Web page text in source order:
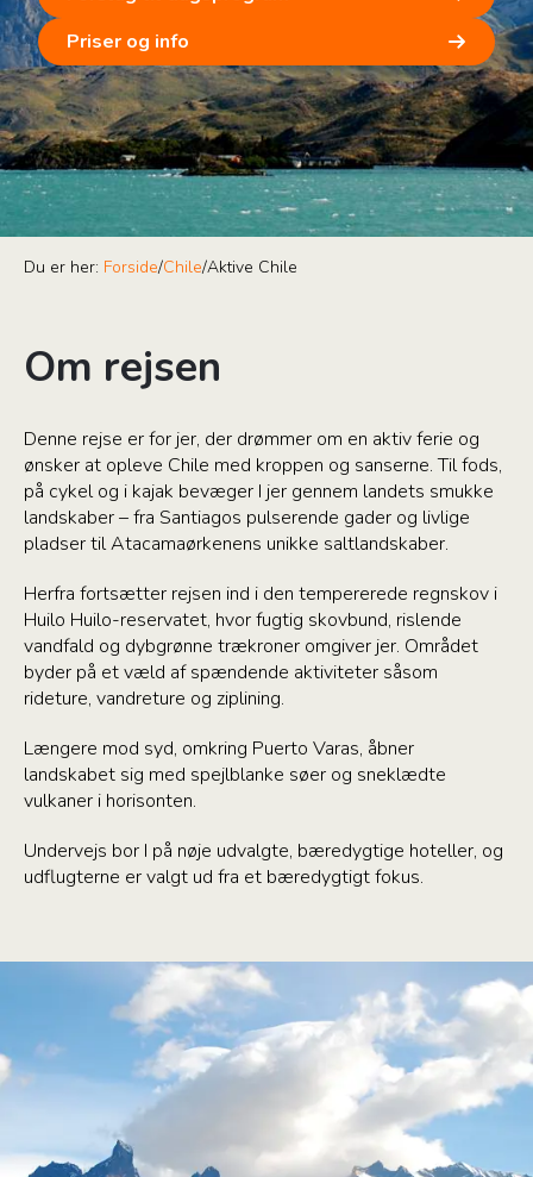
Priser og info
Du er her: Forside/Chile/Aktive Chile
Om rejsen
Denne rejse er for jer, der drømmer om en aktiv ferie og
ønsker at opleve Chile med kroppen og sanserne. Til fods,
på cykel og i kajak bevæger I jer gennem landets smukke
landskaber – fra Santiagos pulserende gader og livlige
pladser til Atacamaørkenens unikke saltlandskaber.
Herfra fortsætter rejsen ind i den tempererede regnskov i
Huilo Huilo-reservatet, hvor fugtig skovbund, rislende
vandfald og dybgrønne trækroner omgiver jer. Området
byder på et væld af spændende aktiviteter såsom
rideture, vandreture og ziplining.
Længere mod syd, omkring Puerto Varas, åbner
landskabet sig med spejlblanke søer og sneklædte
vulkaner i horisonten.
Undervejs bor I på nøje udvalgte, bæredygtige hoteller, og
udflugterne er valgt ud fra et bæredygtigt fokus.